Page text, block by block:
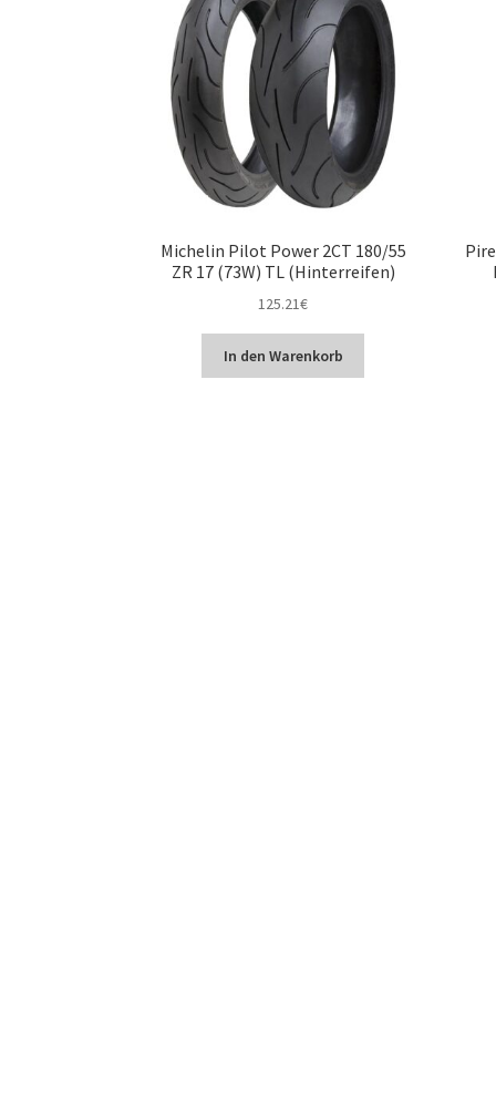
Michelin Pilot Power 2CT 180/55
ZR 17 (73W) TL (Hinterreifen)
125.21€
In den Warenkorb